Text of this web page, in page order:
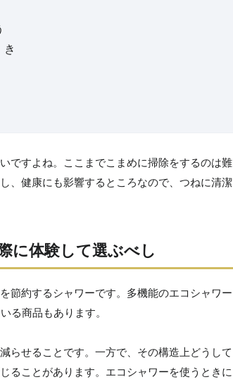
き
ですよね。ここまでこまめに掃除をするのは難
、健康にも影響するところなので、つねに清潔
に体験して選ぶべし
節約するシャワーです。多機能のエコシャワー
る商品もあります。
らせることです。一方で、その構造上どうして
ることがあります。エコシャワーを使うときに